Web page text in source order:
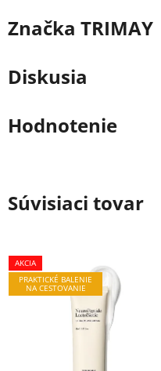
Značka TRIMAY
Diskusia
Hodnotenie
Súvisiaci tovar
AKCIA
PRAKTICKÉ BALENIE
NA CESTOVANIE